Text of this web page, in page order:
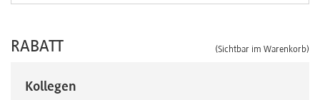
RABATT (Sichtbar im Warenkorb)
Kollegen